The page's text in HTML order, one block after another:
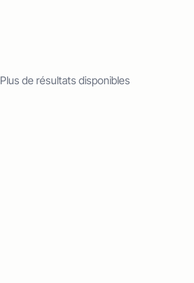
Plus de résultats disponibles